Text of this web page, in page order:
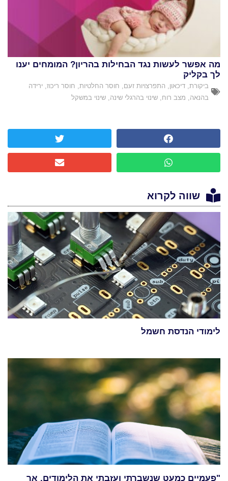
מה אפשר לעשות נגד הבחילות בהריון? המומחים יענו
לך בקליק
ביקורת, דיכאון, התפרצויות זעם, חוסר החלטיות, חוסר ריכוז, ירידה
בהנאה, מצב רוח, שינוי בהרגלי שינה, שינוי במשקל
שווה לקרוא
לימודי הנדסת חשמל
"פעמיים כמעט שנשברתי ועזבתי את הלימודים, אך